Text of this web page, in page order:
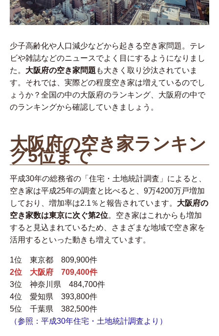
少子高齢化や人口減少などから起きる空き家問題。テレ
ビや雑誌などのニュースでよく目にするようになりまし
た。 大阪府の空き家問題 も大きく取り沙汰されていま
す。それでは、実際どの程度空き家は増えているのでし
ょうか？全国の中の大阪府のランキング、大阪府の中で
のランキングから確認していきましょう。
大阪府の空き家ランキン
グ5位まで
平成30年の総務省の「住宅・土地統計調査」によると、
空き家は平成25年の調査と比べると、9万4200万戸増加
しており、増加率は2.1％と報告されています。 大阪府の
空き家数は東京に次ぐ第2位。空き家はこれからも増加
すると見込まれているため、さまざまな地域で空き家を
活用するといった動きも増えています。
1位 東京都 809,900件
2位 大阪府 709,400件
3位 神奈川県 484,700件
4位 愛知県 393,800件
5位 千葉県 382,500件
（参照： 平成30年住宅・土地統計調査より ）